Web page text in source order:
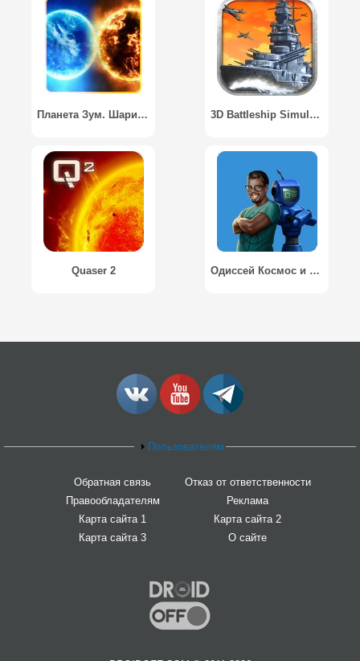
Планета Зум. Шарики в Линии / Planet Zum. Balls Line 3D Battleship Simulator
Quaser 2 Одиссей Космос и его робот Квест
Пользователям
Обратная связь
Отказ от ответственности
Правообладателям
Реклама
Карта сайта 1
Карта сайта 2
Карта сайта 3
О сайте